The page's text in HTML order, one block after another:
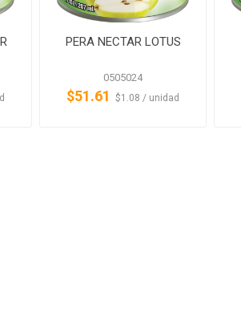
PERA NECTAR LOTUS
0505024
$51.61 ‏‏‎ ‎‏‏‎ ‎$1.08 / unidad